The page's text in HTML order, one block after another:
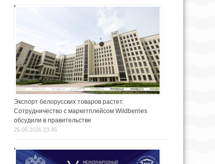
Экспорт белорусских товаров растет.
Сотрудничество с маркетплейсом Wildberries
обсудили в правительстве
25.05.2026 23:45